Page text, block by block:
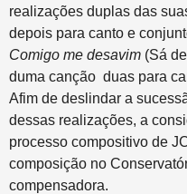
realizações duplas das
depois para canto e
Comigo me desavim (Sá
duma canção ­ duas para
Afim de deslindar a
dessas realizações, a
processo compositivo de
composição no
compensadora.